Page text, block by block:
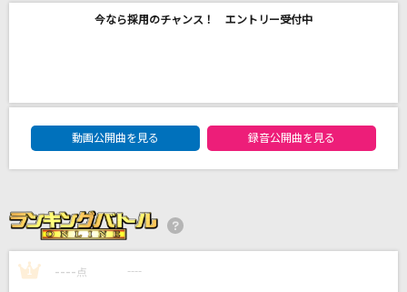
[プロオケ]桜
SEKAI NO OWARI(世界の終わり)
ECHO
今なら採用のチャンス！ エントリー受付中
DAM★ともボーカルエントリーランキング
動画公開曲を見る
録音公開曲を見る
1 ---- 点 ----